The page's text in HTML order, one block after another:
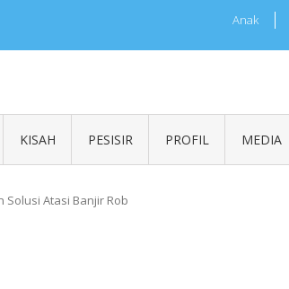
Anak
KISAH PESISIR PROFIL MEDIA
Atasi Banjir Rob